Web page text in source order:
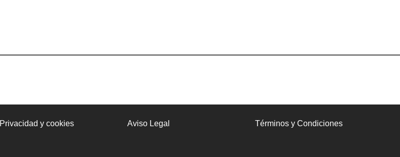
Privacidad y cookies Aviso Legal Términos y Condiciones